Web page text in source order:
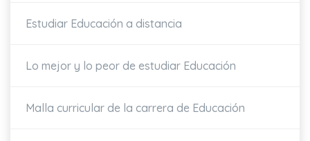
Estudiar Educación a distancia
Lo mejor y lo peor de estudiar Educación
Malla curricular de la carrera de Educación